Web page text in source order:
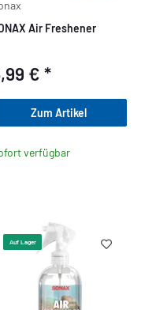
Air Freshener
€ *
Zum Artikel
verfügbar
Auf Lager